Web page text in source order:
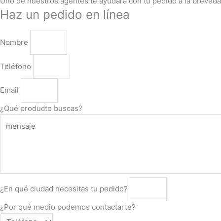
Haz un pedido en línea
Nombre
Teléfono
Email
¿Qué producto buscas?
¿En qué ciudad necesitas tu pedido?
¿Por qué medio podemos contactarte?